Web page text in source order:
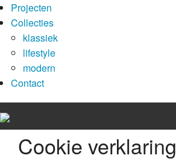
Projecten
Collecties
klassiek
lifestyle
modern
Contact
Home
Cookie verklaring